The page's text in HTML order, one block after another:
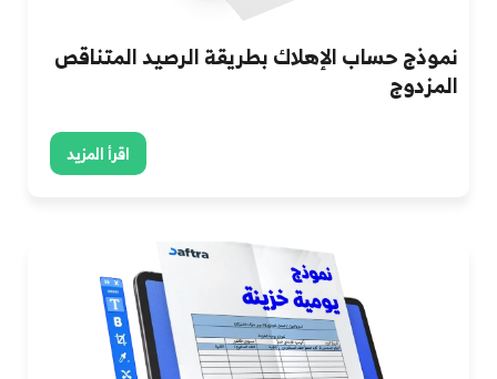
نموذج حساب الإهلاك بطريقة الرصيد المتناقص
المزدوج
اقرأ المزيد